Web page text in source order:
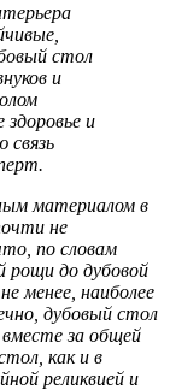
стол
и
здоровье и
связь
материалом в
не
по словам
рощи до дубовой
менее, наиболее
дубовый стол
за общей
как и в
реликвией и